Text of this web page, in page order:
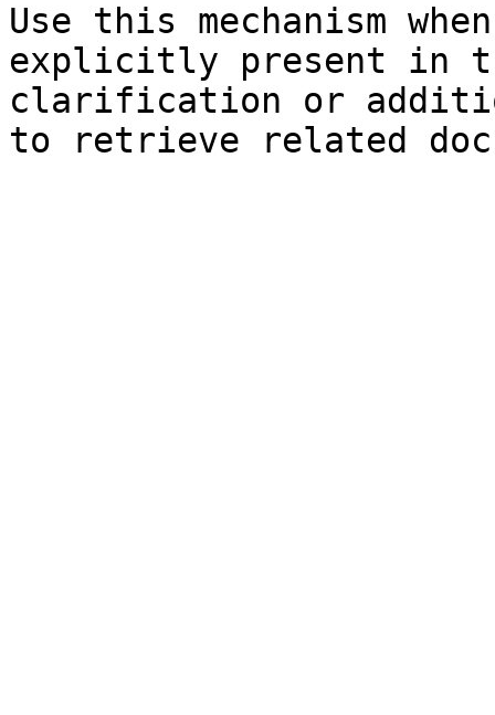
Use this mechanism
explicitly present in
clarification or